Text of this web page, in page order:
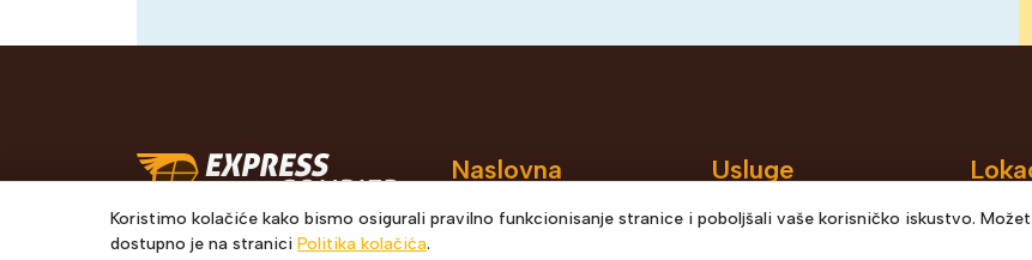
Koristimo kolačiće kako bismo osigurali pravilno funkcionisanje stranice i poboljšali vaše korisničko iskustvo.
dostupno je na stranici Politika kolačića.
Pon-Pet: 08-16:30h
Naslovna
POČETNA
Usluge
Međunarodni transport